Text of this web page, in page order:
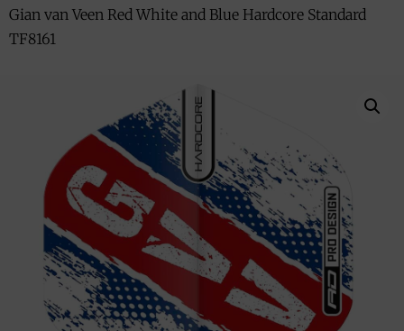
Gian van Veen Red White and Blue Hardcore Standard
TF8161